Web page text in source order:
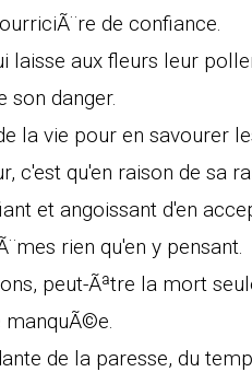
de confiance.
laisse aux fleurs leur
son danger.
la vie pour en savourer
c'est qu'en raison de sa
et angoissant d'en
rien qu'en y pensant.
peut-Ãªtre la mort
manquÃ©e.
de la paresse, du